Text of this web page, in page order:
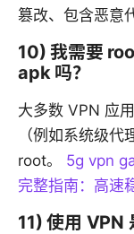
篡改、包含恶意
10) 我需要
apk 吗？
大多数 VPN 应
（例如系统级
root。 5g vpn
完整指南：高速
11) 使用 VPN